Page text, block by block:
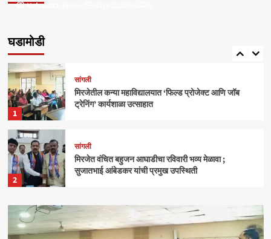
Mahasatta_nipani
mahasatta_team
घडामोडी
5
1
सांगली
मिरजेतील कन्या महाविद्यालयात ‘फिल्ड प्रोजेक्ट आणि जॉब
ट्रेनिंग’ कार्यशाळा उत्साहात
2
सांगली
मिरजेत वंचित बहुजन आघाडीचा रविवारी भव्य मेळावा ;
सुजातभाई आंबेडकर यांची प्रमुख उपस्थिती
क्राईम बेळगाव
आंबोलीत जत्राट येथील बेपत्ता डॉक्टरचा मृतदेह अखेर सापडला